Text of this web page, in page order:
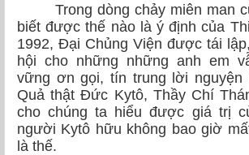
Trong dòng chảy miên man
biết được thế nào là ý định của
1992, Đại Chủng Viện được tái
hội cho những những anh em
vững ơn gọi, tín trung lời nguyện
Quả thật Đức Kytô, Thầy Chí
cho chúng ta hiểu được giá trị
người Kytô hữu không bao giờ
là thế.